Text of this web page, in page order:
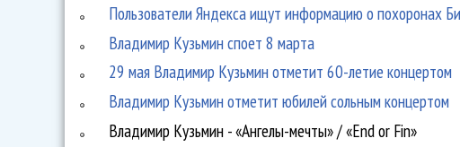
Пользователи Яндекса ищут информацию о похоронах
Владимир Кузьмин споет 8 марта
29 мая Владимир Кузьмин отметит 60-летие концертом
Владимир Кузьмин отметит юбилей сольным концертом
Владимир Кузьмин - «Ангелы-мечты» / «End or Fin»